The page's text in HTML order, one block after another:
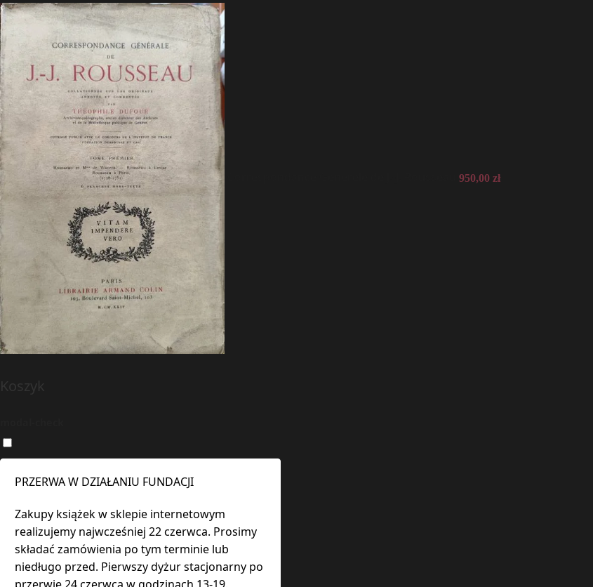
950,00 zł
Koszyk
PRZERWA W DZIAŁANIU FUNDACJI
Zakupy książek w sklepie internetowym
realizujemy najwcześniej 22 czerwca. Prosimy
składać zamówienia po tym terminie lub
niedługo przed. Pierwszy dyżur stacjonarny po